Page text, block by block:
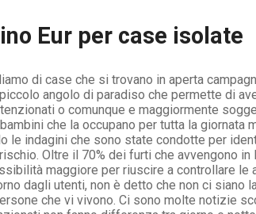
Eur per case isolate
di case che si trovano in aperta
angolo di paradiso che permette di
o comunque e maggiormente
che la occupano per tutta la
le indagini che sono state condotte per
Oltre il 70% dei furti che avvengono
maggiore per riuscire a controllare le
dagli utenti, non è detto che non ci siano
che vi vivono. Ci sono molte notizie